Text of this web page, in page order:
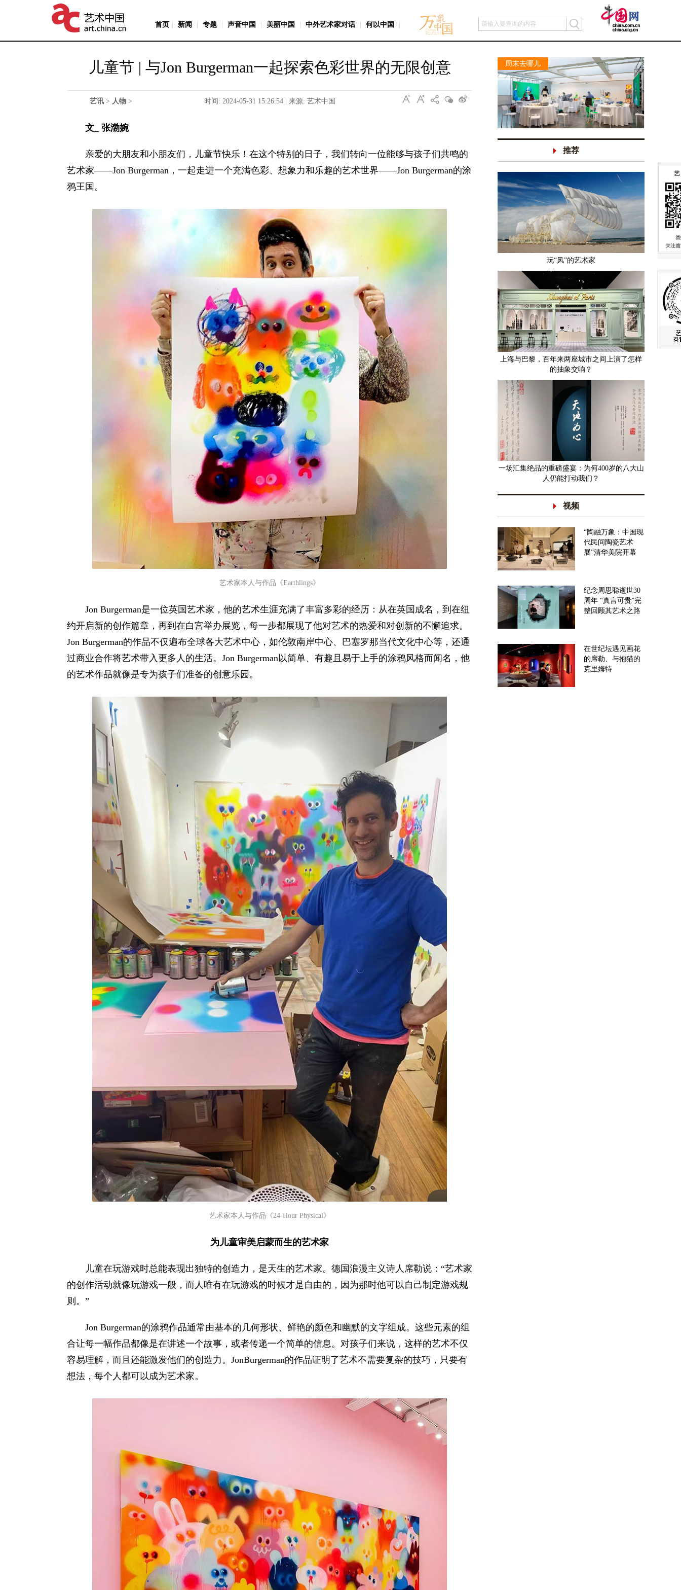
首页 新闻 专题 声音中国 美丽中国 中外艺术家对话 何以中国
儿童节 | 与Jon Burgerman一起探索色彩世界的无限创意
时间: 2024-05-31 15:26:54 | 来源: 艺术中国
艺讯 > 人物 >
文_ 张渤婉
亲爱的大朋友和小朋友们，儿童节快乐！在这个特别的日子，我们转向一位能够与孩子们共鸣的
艺术家——Jon Burgerman，一起走进一个充满色彩、想象力和乐趣的艺术世界——Jon Burgerman的涂
鸦王国。
艺术家本人与作品《Earthlings》
Jon Burgerman是一位英国艺术家，他的艺术生涯充满了丰富多彩的经历：从在英国成名，到在纽
约开启新的创作篇章，再到在白宫举办展览，每一步都展现了他对艺术的热爱和对创新的不懈追求。
Jon Burgerman的作品不仅遍布全球各大艺术中心，如伦敦南岸中心、巴塞罗那当代文化中心等，还通
过商业合作将艺术带入更多人的生活。Jon Burgerman以简单、有趣且易于上手的涂鸦风格而闻名，他
的艺术作品就像是专为孩子们准备的创意乐园。
艺术家本人与作品《24-Hour Physical》
为儿童审美启蒙而生的艺术家
儿童在玩游戏时总能表现出独特的创造力，是天生的艺术家。德国浪漫主义诗人席勒说：“艺术家
的创作活动就像玩游戏一般，而人唯有在玩游戏的时候才是自由的，因为那时他可以自己制定游戏规
则。”
Jon Burgerman的涂鸦作品通常由基本的几何形状、鲜艳的颜色和幽默的文字组成。这些元素的组
合让每一幅作品都像是在讲述一个故事，或者传递一个简单的信息。对孩子们来说，这样的艺术不仅
容易理解，而且还能激发他们的创造力。JonBurgerman的作品证明了艺术不需要复杂的技巧，只要有
想法，每个人都可以成为艺术家。
周末去哪儿
推荐
玩“风”的艺术家
上海与巴黎，百年来两座城市之间上演了怎样
的抽象交响？
一场汇集绝品的重磅盛宴：为何400岁的八大山
人仍能打动我们？
视频
“陶融万象：中国现
代民间陶瓷艺术
展”清华美院开幕
纪念周思聪逝世30
周年 “真言可贵”完
整回顾其艺术之路
在世纪坛遇见画花
的席勒、与抱猫的
克里姆特